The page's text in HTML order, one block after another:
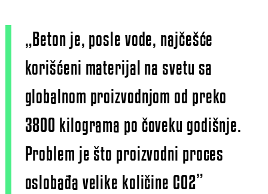
„Beton je, posle vode, najčešće
korišćeni materijal na svetu sa
globalnom proizvodnjom od preko
3800 kilograma po čoveku godišnje.
Problem je što proizvodni proces
oslobađa velike količine CO2”